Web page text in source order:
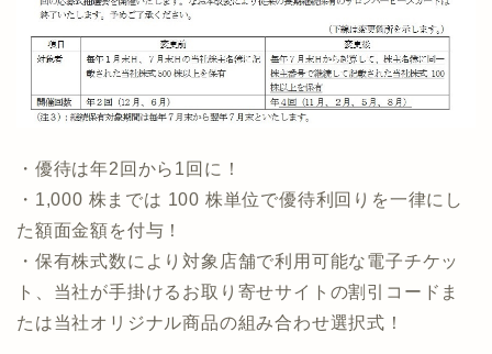
・優待は年2回から1回に！
・1,000 株までは 100 株単位で優待利回りを一律にし
た額面金額を付与！
・保有株式数により対象店舗で利用可能な電子チケッ
ト、当社が手掛けるお取り寄せサイトの割引コードま
たは当社オリジナル商品の組み合わせ選択式！